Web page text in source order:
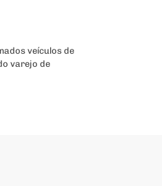
veículos de
varejo de